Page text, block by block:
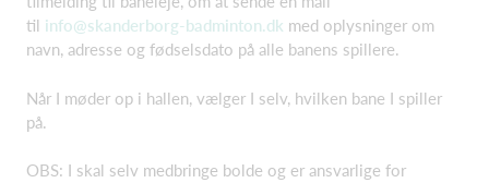
til info@skanderborg-badminton.dk med oplysninger om
navn, adresse og fødselsdato på alle banens spillere.
Når I møder op i hallen, vælger I selv, hvilken bane I spiller
på.
OBS: I skal selv medbringe bolde og er ansvarlige for